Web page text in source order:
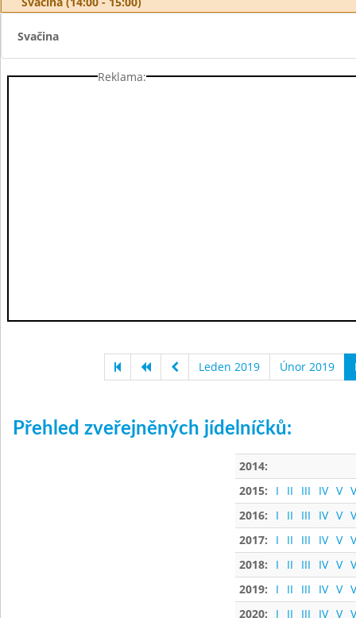
Svačina
Reklama:
Leden 2019 Únor 2019
Přehled zveřejněných jídelníčků:
2014:
2015:
I II III IV V
2016:
I II III IV V
2017:
I II III IV V
2018:
I II III IV V
2019:
I II III IV V
2020:
I II III IV V